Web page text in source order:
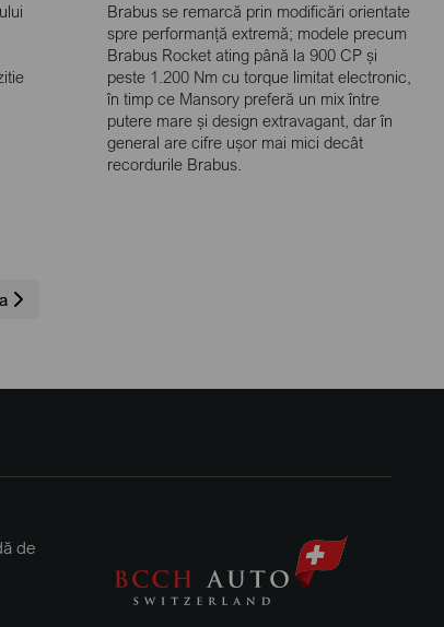
Brabus se remarcă prin modificări orientate
spre performanță extremă; modele precum
Brabus Rocket ating până la 900 CP și
peste 1.200 Nm cu torque limitat electronic,
în timp ce Mansory preferă un mix între
putere mare și design extravagant, dar în
general are cifre ușor mai mici decât
recordurile Brabus.
de